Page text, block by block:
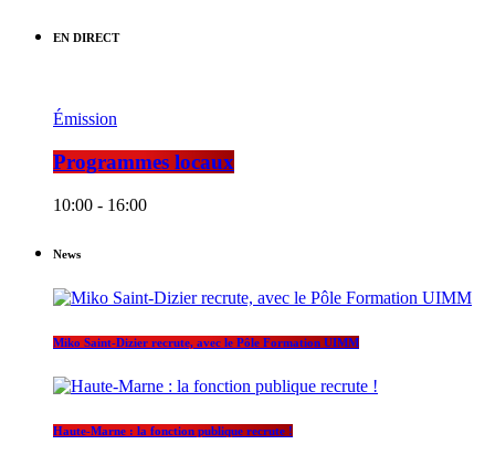
EN DIRECT
Émission
Programmes locaux
10:00 - 16:00
News
Miko Saint-Dizier recrute, avec le Pôle Formation UIMM
Haute-Marne : la fonction publique recrute !